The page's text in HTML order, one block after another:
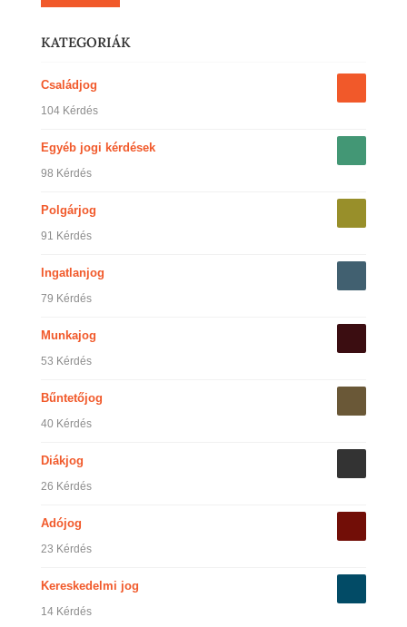
KATEGORIÁK
Családjog
104 Kérdés
Egyéb jogi kérdések
98 Kérdés
Polgárjog
91 Kérdés
Ingatlanjog
79 Kérdés
Munkajog
53 Kérdés
Bűntetőjog
40 Kérdés
Diákjog
26 Kérdés
Adójog
23 Kérdés
Kereskedelmi jog
14 Kérdés